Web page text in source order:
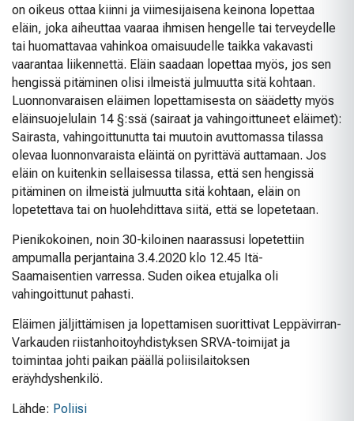
on oikeus ottaa kiinni ja viimesijaisena keinona lopettaa
eläin, joka aiheuttaa vaaraa ihmisen hengelle tai terveydelle
tai huomattavaa vahinkoa omaisuudelle taikka vakavasti
vaarantaa liikennettä. Eläin saadaan lopettaa myös, jos sen
hengissä pitäminen olisi ilmeistä julmuutta sitä kohtaan.
Luonnonvaraisen eläimen lopettamisesta on säädetty myös
eläinsuojelulain 14 §:ssä (sairaat ja vahingoittuneet eläimet):
Sairasta, vahingoittunutta tai muutoin avuttomassa tilassa
olevaa luonnonvaraista eläintä on pyrittävä auttamaan. Jos
eläin on kuitenkin sellaisessa tilassa, että sen hengissä
pitäminen on ilmeistä julmuutta sitä kohtaan, eläin on
lopetettava tai on huolehdittava siitä, että se lopetetaan.
Pienikokoinen, noin 30-kiloinen naarassusi lopetettiin
ampumalla perjantaina 3.4.2020 klo 12.45 Itä-
Saamaisentien varressa. Suden oikea etujalka oli
vahingoittunut pahasti.
Eläimen jäljittämisen ja lopettamisen suorittivat Leppävirran-
Varkauden riistanhoitoyhdistyksen SRVA-toimijat ja
toimintaa johti paikan päällä poliisilaitoksen
eräyhdyshenkilö.
Lähde: Poliisi